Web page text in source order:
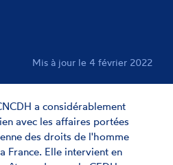
Mis à jour le 4 février 2022
a considérablement
avec les affaires portées
des droits de l'homme
France. Elle intervient en